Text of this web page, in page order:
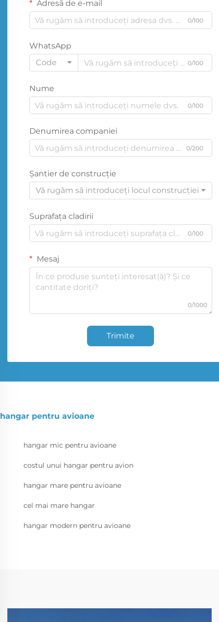
Adresă de e-mail
0/100
WhatsApp
Code
0/100
Nume
0/100
Denumirea companiei
0/200
Şantier de construcţie
Vă rugăm să introduceți locul construcției
Suprafața cladirii
0/100
Mesaj
0/1000
Trimite
hangar pentru avioane
hangar mic pentru avioane
costul unui hangar pentru avion
hangar mare pentru avioane
cel mai mare hangar
hangar modern pentru avioane